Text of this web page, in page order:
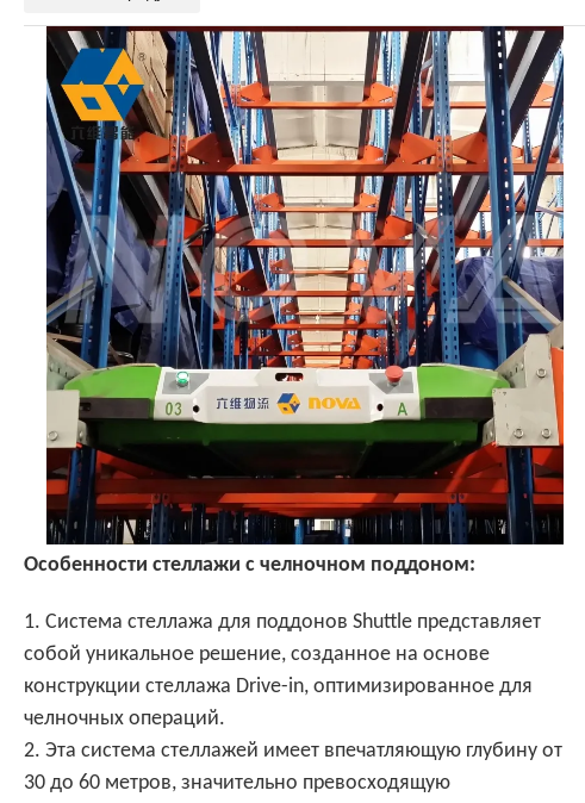
Особенности стеллажи с челночном поддоном:
1. Система стеллажа для поддонов Shuttle представляет
собой уникальное решение, созданное на основе
конструкции стеллажа Drive-in, оптимизированное для
челночных операций.
2. Эта система стеллажей имеет впечатляющую глубину от
30 до 60 метров, значительно превосходящую